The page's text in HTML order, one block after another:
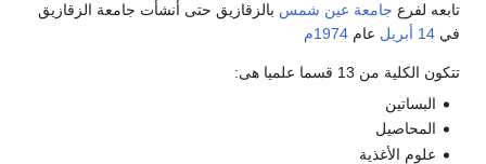
تابعه لفرع جامعة عين شمس بالزقازيق حتى أنشأت جامعة الزقازيق
في 14 أبريل عام 1974م
تتكون الكلية من 13 قسما علميا هى:
البساتين
المحاصيل
علوم الأغذية